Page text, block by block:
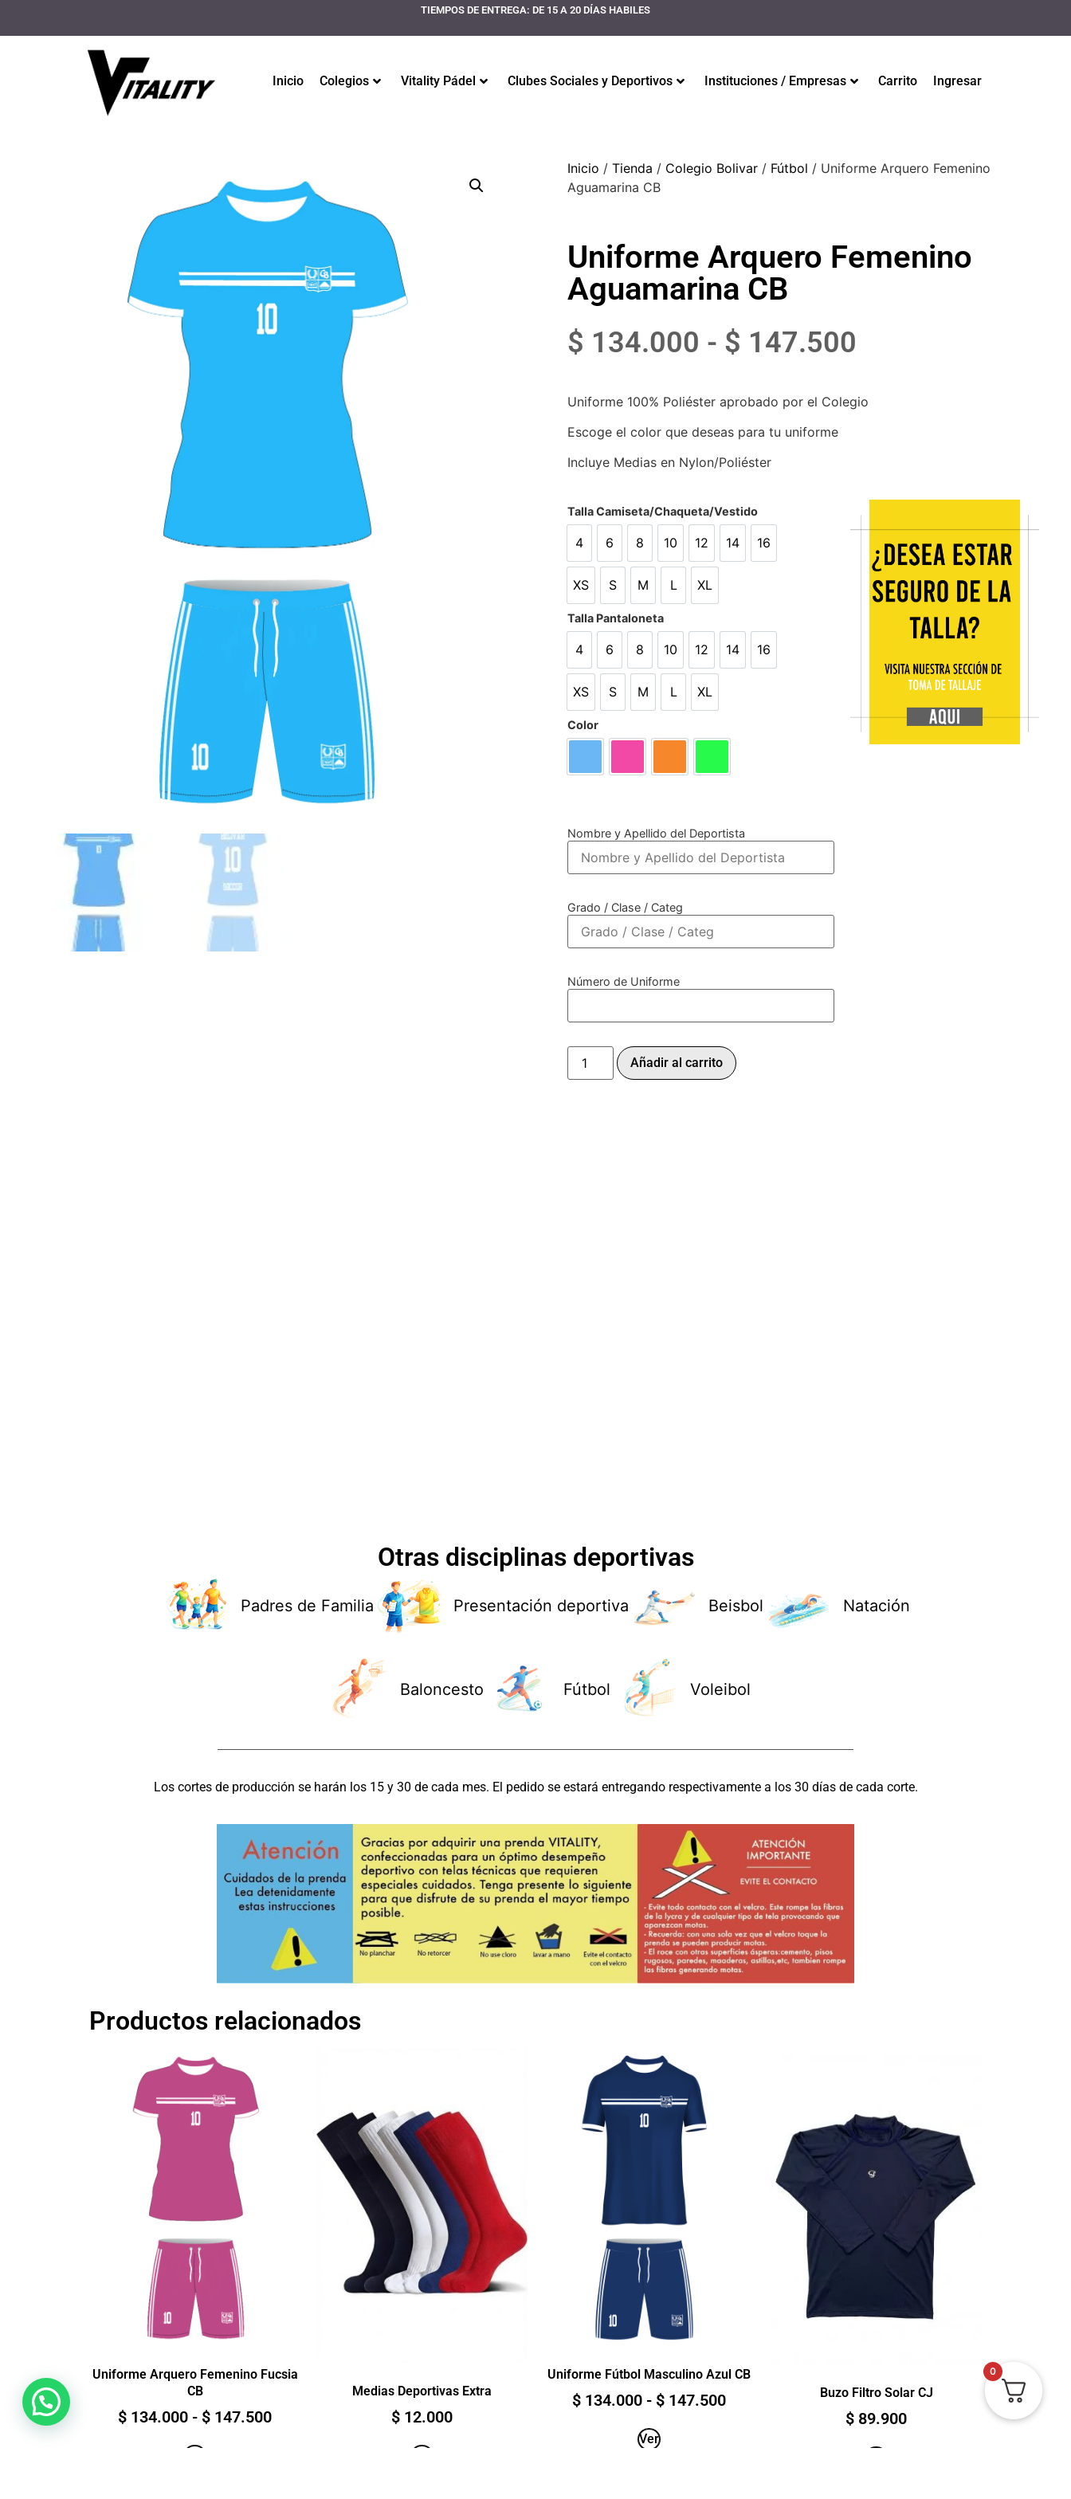
TIEMPOS DE ENTREGA: DE 15 A 20 DÍAS HABILES
Inicio Colegios Vitality Pádel Clubes Sociales y Deportivos Instituciones / Empresas Carrito Ingresar
Inicio / Tienda / Colegio Bolivar / Fútbol / Uniforme Arquero Femenino
Aguamarina CB
Uniforme Arquero Femenino
Aguamarina CB
$ 134.000 - $ 147.500
Uniforme 100% Poliéster aprobado por el Colegio
Escoge el color que deseas para tu uniforme
Incluye Medias en Nylon/Poliéster
Talla Camiseta/Chaqueta/Vestido
4 6 8
8
10 12 14 16
XS
XS
S
S
M L XL
Talla Pantaloneta
4 6 8
8
10 12 14 16
XS
XS
S
S
M L XL
Color
Nombre y Apellido del Deportista
Grado / Clase / Categ
Número de Uniforme
Añadir al carrito
Otras disciplinas deportivas
Padres de Familia Presentación deportiva Beisbol Natación
Baloncesto Fútbol Voleibol
Los cortes de producción se harán los 15 y 30 de cada mes. El pedido se estará entregando respectivamente a los 30 días de cada corte.
Productos relacionados
Uniforme Arquero Femenino Fucsia
CB
$ 134.000 - $ 147.500
Medias Deportivas Extra
$ 12.000
Uniforme Fútbol Masculino Azul CB
$ 134.000 - $ 147.500
Ver
Buzo Filtro Solar CJ
$ 89.900
0